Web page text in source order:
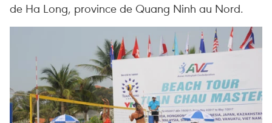
de Ha Long, province de Quang Ninh au Nord.